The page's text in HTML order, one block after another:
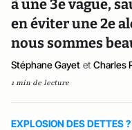
à une 3e vague,
en éviter une 2e
nous sommes
Stéphane Gayet et Charles
1 min de lecture
EXPLOSION DES DETTES ?